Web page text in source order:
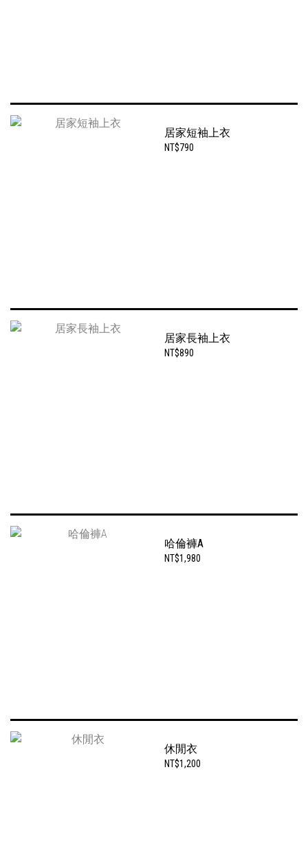
居家短袖上衣
NT$790
居家長袖上衣
NT$890
哈倫褲A
NT$1,980
休閒衣
NT$1,200